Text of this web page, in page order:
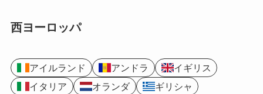
西ヨーロッパ
アイルランド アンドラ
イギリス
イタリア
オランダ
ギリシャ